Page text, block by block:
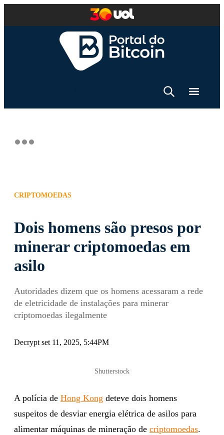
CRIPTOMOEDAS
Dois homens são presos por
minerar criptomoedas em
asilo
Autoridades dizem que os homens acessaram a rede
de eletricidade de instalações para minerar
criptomoedas ilegalmente
Decrypt set 11, 2025, 5:44PM
Shutterstock
A polícia de Hong Kong deteve dois homens
suspeitos de desviar energia elétrica de asilos para
alimentar máquinas de mineração de criptomoedas.